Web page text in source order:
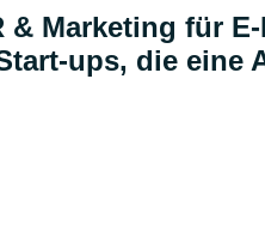
& Marketing für
ups, die eine